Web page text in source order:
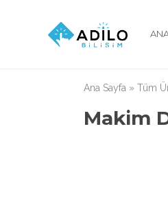
Ana Sayfa » Tüm
Makim